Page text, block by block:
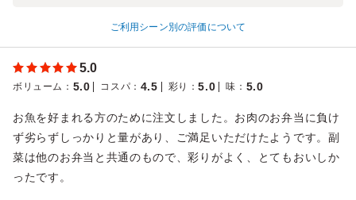
ご利用シーン別の評価について
5.0
ボリューム ： 5.0 コスパ ： 4.5 彩り ：5.0 味 ： 5.0
お魚を好まれる方のために注文しました。お肉のお弁当に負け
ず劣らずしっかりと量があり、ご満足いただけたようです。副
菜は他のお弁当と共通のもので、彩りがよく、とてもおいしか
ったです。